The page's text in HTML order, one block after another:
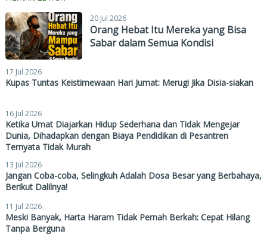
20 Jul 2026
Orang Hebat Itu Mereka yang Bisa
Sabar dalam Semua Kondisi
17 Jul 2026
Kupas Tuntas Keistimewaan Hari Jumat: Merugi Jika Disia-siakan
16 Jul 2026
Ketika Umat Diajarkan Hidup Sederhana dan Tidak Mengejar
Dunia, Dihadapkan dengan Biaya Pendidikan di Pesantren
Ternyata Tidak Murah
13 Jul 2026
Jangan Coba-coba, Selingkuh Adalah Dosa Besar yang Berbahaya,
Berikut Dalilnya!
11 Jul 2026
Meski Banyak, Harta Haram Tidak Pernah Berkah: Cepat Hilang
Tanpa Berguna